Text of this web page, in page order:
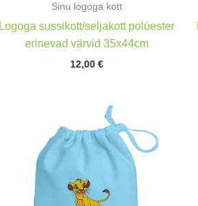
Sinu logoga kott
Logoga sussikott/seljakott polüester
erinevad värvid 35x44cm
12,00 €